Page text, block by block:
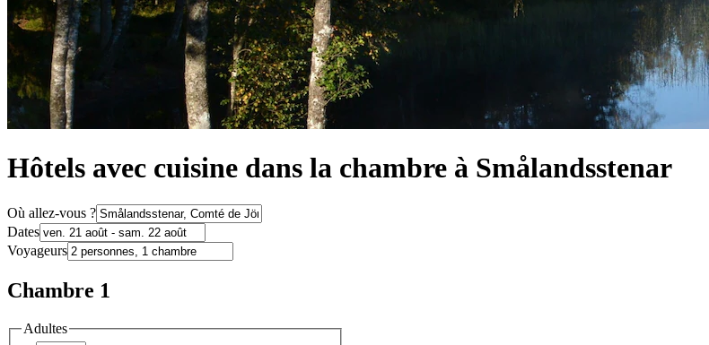
Hôtels avec cuisine dans la chambre à Smålandsstenar
Où allez-vous ?
Dates
Voyageurs
Chambre 1
Adultes